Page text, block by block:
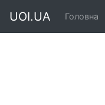
UOI.UA Головна